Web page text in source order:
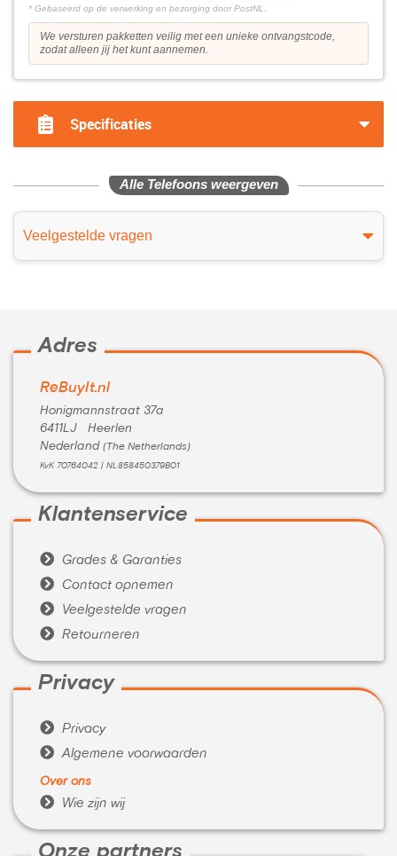
* Gebaseerd op de verwerking en bezorging door PostNL.
We versturen pakketten veilig met een unieke ontvangstcode,
zodat alleen jij het kunt aannemen.
Specificaties
Alle Telefoons weergeven
Veelgestelde vragen
Adres
ReBuyIt.nl
Honigmannstraat 37a
6411LJ Heerlen
Nederland (The Netherlands)
KvK 70764042 | NL858450379B01
Klantenservice
 Grades & Garanties
 Contact opnemen
 Veelgestelde vragen
 Retourneren
Privacy
 Privacy
 Algemene voorwaarden
Over ons
 Wie zijn wij